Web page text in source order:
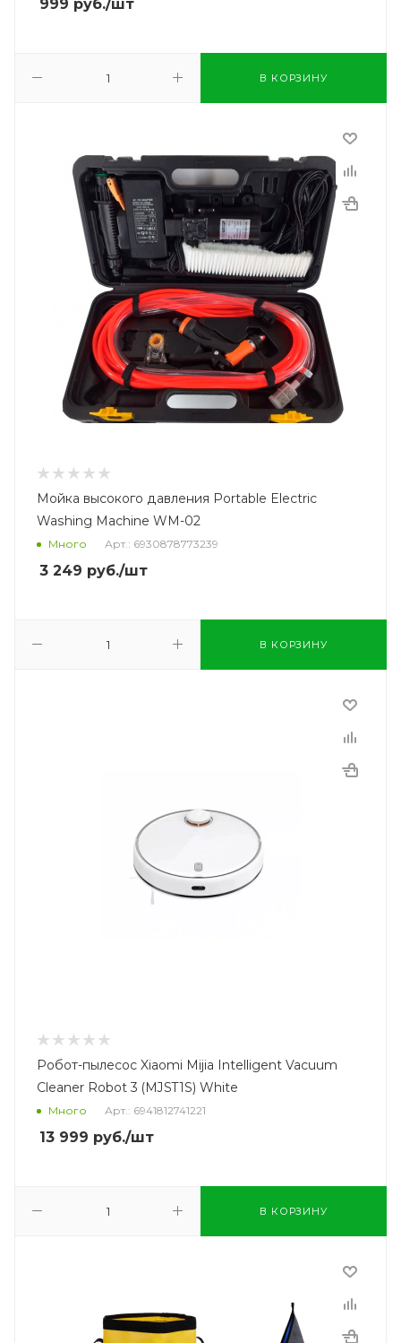
999 руб./шт
В КОРЗИНУ
Мойка высокого давления Portable Electric
Washing Machine WM-02
Много Арт.: 6930878773239
3 249 руб./шт
В КОРЗИНУ
Робот-пылесос Xiaomi Mijia Intelligent Vacuum
Cleaner Robot 3 (MJST1S) White
Много Арт.: 6941812741221
13 999 руб./шт
В КОРЗИНУ